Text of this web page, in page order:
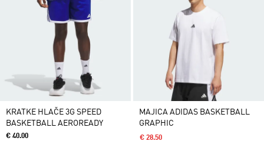
KRATKE HLAČE 3G SPEED
BASKETBALL AEROREADY
€ 40.00
MAJICA ADIDAS BASKETBALL
GRAPHIC
€ 28.50